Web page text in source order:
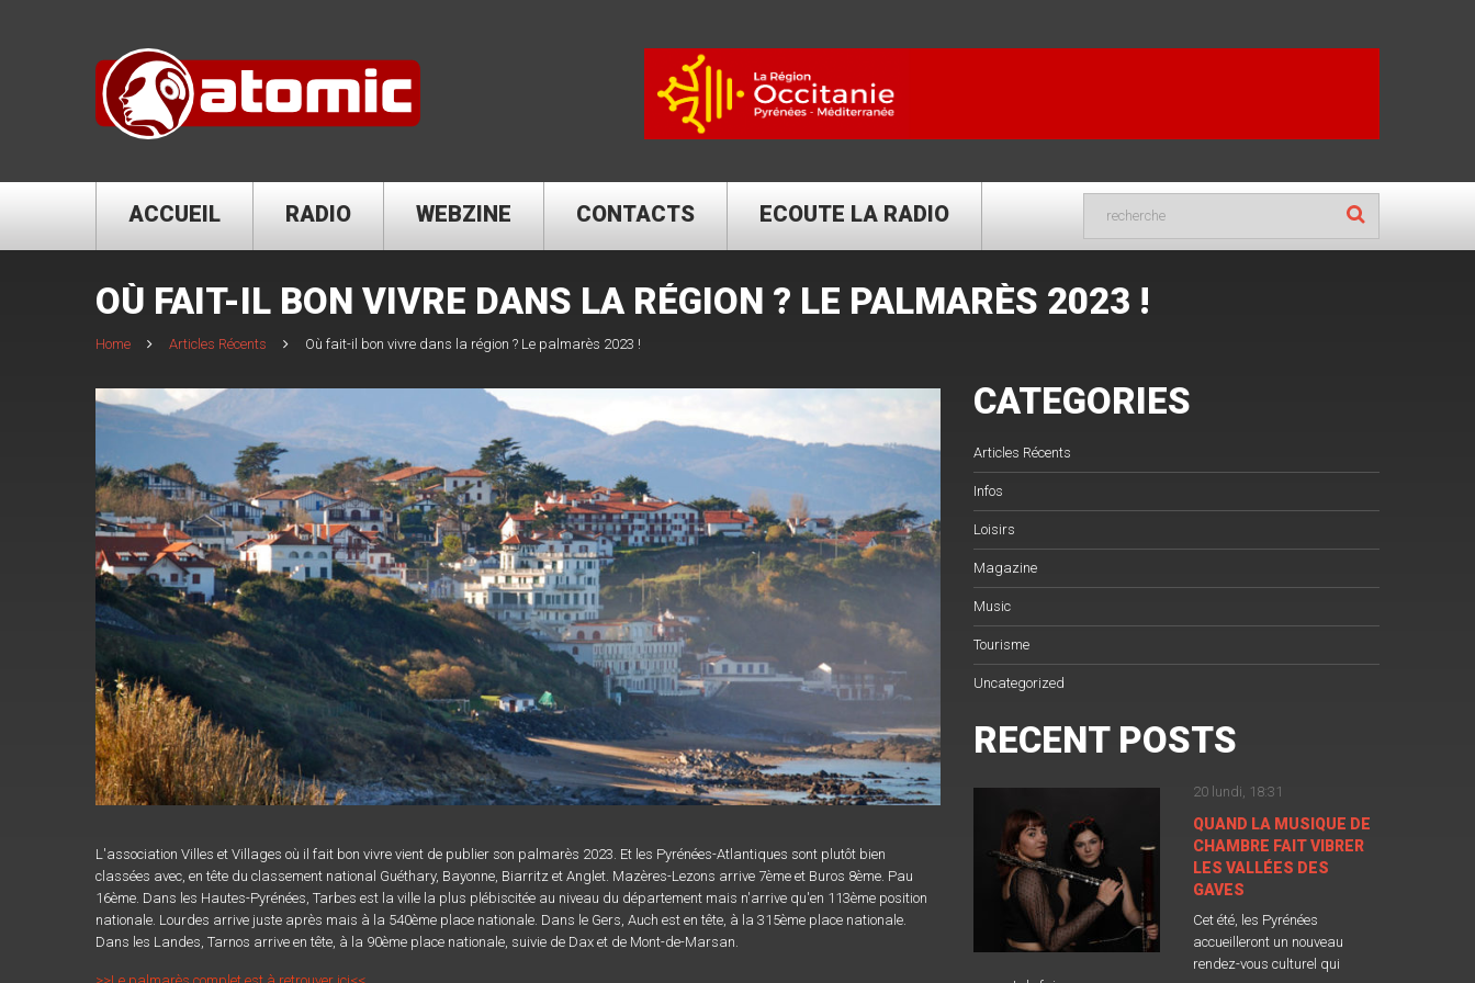
ACCUEIL RADIO WEBZINE CONTACTS ECOUTE LA RADIO
OÙ FAIT-IL BON VIVRE DANS LA RÉGION ? LE PALMARÈS 2023 !
Home Articles Récents Où fait-il bon vivre dans la région ? Le palmarès 2023 !
L'association Villes et Villages où il fait bon vivre vient de publier son palmarès 2023. Et les Pyrénées-Atlantiques sont plutôt bien
classées avec, en tête du classement national Guéthary, Bayonne, Biarritz et Anglet. Mazères-Lezons arrive 7ème et Buros 8ème. Pau
16ème. Dans les Hautes-Pyrénées, Tarbes est la ville la plus plébiscitée au niveau du département mais n'arrive qu'en 113ème position
nationale. Lourdes arrive juste après mais à la 540ème place nationale. Dans le Gers, Auch est en tête, à la 315ème place nationale.
Dans les Landes, Tarnos arrive en tête, à la 90ème place nationale, suivie de Dax et de Mont-de-Marsan.
CATEGORIES
Articles Récents
Infos
Loisirs
Magazine
Music
Tourisme
Uncategorized
RECENT POSTS
20 lundi, 18:31
QUAND LA MUSIQUE DE
CHAMBRE FAIT VIBRER
LES VALLÉES DES
GAVES
Cet été, les Pyrénées
accueilleront un nouveau
rendez-vous culturel qui